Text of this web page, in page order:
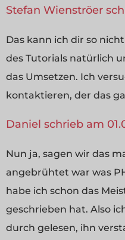
Stefan Wienströer
Das kann ich dir so
des Tutorials natürlich
das Umsetzen. Ich
kontaktieren, der das
Daniel schrieb am
Nun ja, sagen wir das
angebrühtet war was
habe ich schon das
geschrieben hat. Also
durch gelesen, ihn